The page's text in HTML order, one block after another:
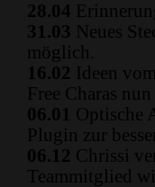
28.04
31.03 Neues
möglich.
16.02 Ideen
Free Charas
06.01 Optische
Plugin zur
06.12 Chrissi
Teammitglied